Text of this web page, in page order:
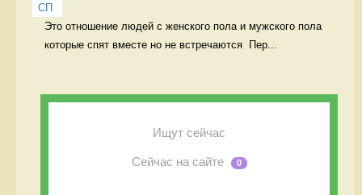
СП
Это отношение людей с женского пола и мужского пола
которые спят вместе но не встречаются  Пер...
Ищут сейчас
Сейчас на сайте 0